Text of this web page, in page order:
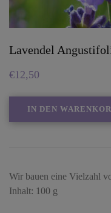
Lavendel
€12,50
IN DEN
Wir bauen eine Vielzahl
Inhalt: 100 g